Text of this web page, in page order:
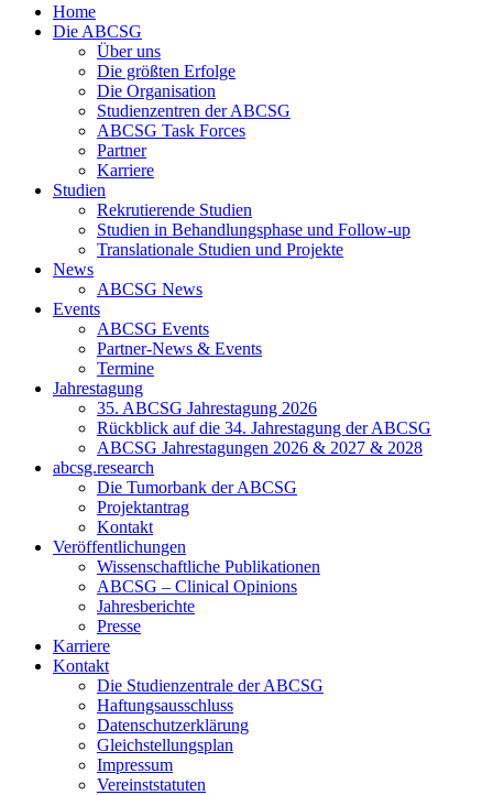
Home
Die ABCSG
Über uns
Die größten Erfolge
Die Organisation
Studienzentren der ABCSG
ABCSG Task Forces
Partner
Karriere
Studien
Rekrutierende Studien
Studien in Behandlungsphase und Follow-up
Translationale Studien und Projekte
News
ABCSG News
Events
ABCSG Events
Partner-News & Events
Termine
Jahrestagung
35. ABCSG Jahrestagung 2026
Rückblick auf die 34. Jahrestagung der ABCSG
ABCSG Jahrestagungen 2026 & 2027 & 2028
abcsg.research
Die Tumorbank der ABCSG
Projektantrag
Kontakt
Veröffentlichungen
Wissenschaftliche Publikationen
ABCSG – Clinical Opinions
Jahresberichte
Presse
Karriere
Kontakt
Die Studienzentrale der ABCSG
Haftungsausschluss
Datenschutzerklärung
Gleichstellungsplan
Impressum
Vereinststatuten